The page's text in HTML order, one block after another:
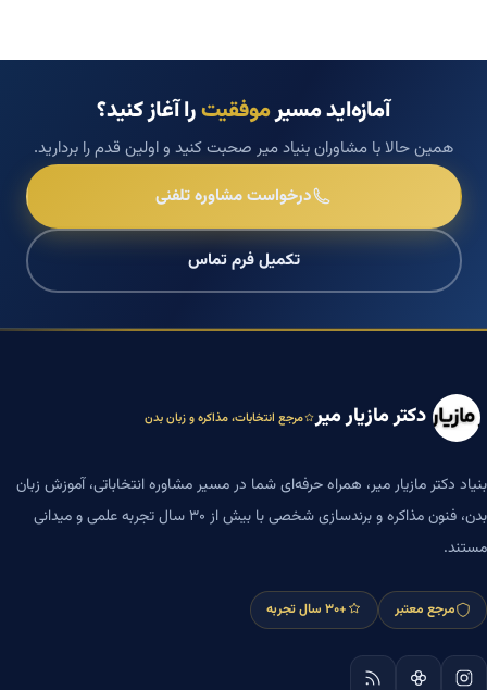
آمازه‌اید مسیرموفقیترا آغاز کنید؟
همین حالا با مشاوران بنیاد میر صحبت کنید و اولین قدم را بردارید.
درخواست مشاوره تلفنی
تکمیل فرم تماس
دکتر مازیار میر مرجع انتخابات، مذاکره و زبان بدن
بنیاد دکتر مازیار میر، همراه حرفه‌ای شما در مسیر مشاوره انتخاباتی، آموزش زبان
بدن، فنون مذاکره و برندسازی شخصی با بیش از ۳۰ سال تجربه علمی و میدانی
مستند.
مرجع معتبر +۳۰ سال تجربه